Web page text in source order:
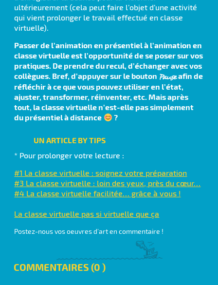
ultérieurement (cela peut faire l’objet d’une activité
qui vient prolonger le travail effectué en classe
virtuelle).
Passer de l’animation en présentiel à l’animation en
classe virtuelle est l’opportunité de se poser sur vos
pratiques. De prendre du recul, d’échanger avec vos
collègues. Bref, d’appuyer sur le bouton Pauseafin de
réfléchir à ce que vous pouvez utiliser en l’état,
ajuster, transformer, réinventer, etc. Mais après
tout, la classe virtuelle n’est-elle pas simplement
du présentiel à distance
?
UN ARTICLE BY TIPS
* Pour prolonger votre lecture :
#1 La classe virtuelle : soignez votre préparation
#3 La classe virtuelle : loin des yeux, près du cœur…
#4 La classe virtuelle facilitée… grâce à vous !
La classe virtuelle pas si virtuelle que ça
Postez-nous vos oeuvres d’art en commentaire !
COMMENTAIRES (0 )